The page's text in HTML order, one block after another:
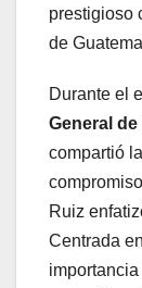
prestigioso
de
Durante el
General
compartió
Ruiz
Centrada